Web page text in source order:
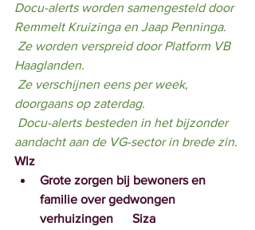
Docu-alerts worden samengesteld door
Remmelt Kruizinga en Jaap Penninga.
Haaglanden.
doorgaans op zaterdag.
aandacht aan de VG-sector in brede zin.
Wlz
Grote zorgen bij bewoners en
familie over gedwongen
verhuizingen      Siza